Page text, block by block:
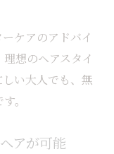
ケアのアドバイ
想のヘアスタイ
い大人でも、無
。
アが可能